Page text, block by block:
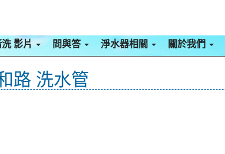
洗 影片 問與答 淨水器相關 關於我們
路 洗水管